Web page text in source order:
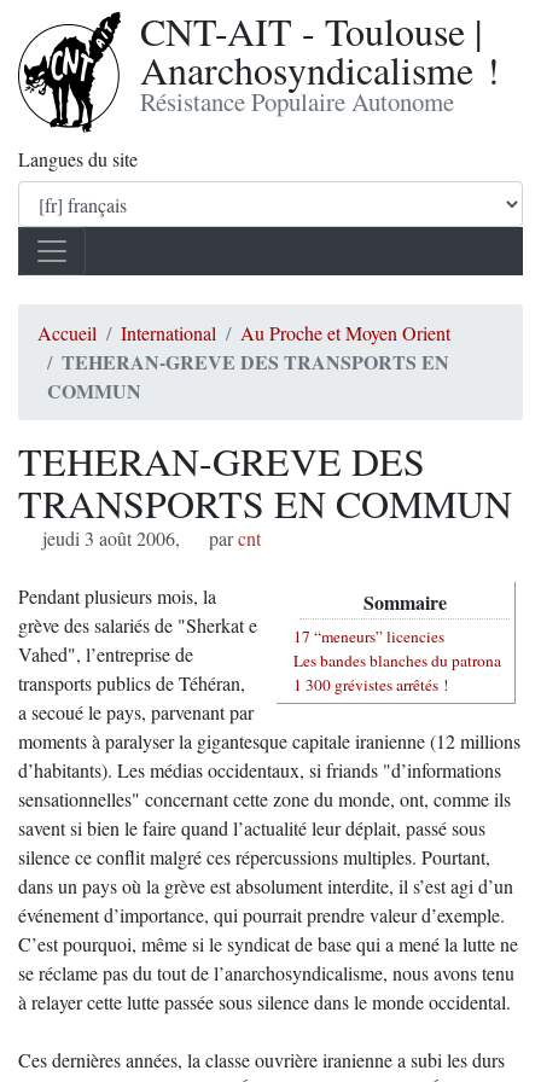
CNT-AIT - Toulouse |
Anarchosyndicalisme !
Résistance Populaire Autonome
Langues du site
Accueil International Au Proche et Moyen Orient
TEHERAN-GREVE DES TRANSPORTS EN
COMMUN
TEHERAN-GREVE DES
TRANSPORTS EN COMMUN
jeudi 3 août 2006, parcnt
Sommaire
17 “meneurs” licencies
Les bandes blanches du patrona
1 300 grévistes arrêtés !
Pendant plusieurs mois, la
grève des salariés de "Sherkat e
Vahed", l’entreprise de
transports publics de Téhéran,
a secoué le pays, parvenant par
moments à paralyser la gigantesque capitale iranienne (12 millions
d’habitants). Les médias occidentaux, si friands "d’informations
sensationnelles" concernant cette zone du monde, ont, comme ils
savent si bien le faire quand l’actualité leur déplait, passé sous
silence ce conflit malgré ces répercussions multiples. Pourtant,
dans un pays où la grève est absolument interdite, il s’est agi d’un
événement d’importance, qui pourrait prendre valeur d’exemple.
C’est pourquoi, même si le syndicat de base qui a mené la lutte ne
se réclame pas du tout de l’anarchosyndicalisme, nous avons tenu
à relayer cette lutte passée sous silence dans le monde occidental.
Ces dernières années, la classe ouvrière iranienne a subi les durs